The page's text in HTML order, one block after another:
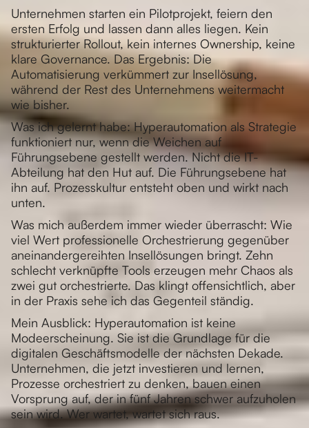
Unternehmen starten ein Pilotprojekt, feiern den
ersten Erfolg und lassen dann alles liegen. Kein
strukturierter Rollout, kein internes Ownership, keine
klare Governance. Das Ergebnis: Die
Automatisierung verkümmert zur Insellösung,
während der Rest des Unternehmens weitermacht
wie bisher.
Was ich gelernt habe: Hyperautomation als Strategie
funktioniert nur, wenn die Weichen auf
Führungsebene gestellt werden. Nicht die IT-
Abteilung hat den Hut auf. Die Führungsebene hat
ihn auf. Prozesskultur entsteht oben und wirkt nach
unten.
Was mich außerdem immer wieder überrascht: Wie
viel Wert professionelle Orchestrierung gegenüber
aneinandergereihten Insellösungen bringt. Zehn
schlecht verknüpfte Tools erzeugen mehr Chaos als
zwei gut orchestrierte. Das klingt offensichtlich, aber
in der Praxis sehe ich das Gegenteil ständig.
Mein Ausblick: Hyperautomation ist keine
Modeerscheinung. Sie ist die Grundlage für die
digitalen Geschäftsmodelle der nächsten Dekade.
Unternehmen, die jetzt investieren und lernen,
Prozesse orchestriert zu denken, bauen einen
Vorsprung auf, der in fünf Jahren schwer aufzuholen
sein wird. Wer wartet, wartet sich raus.